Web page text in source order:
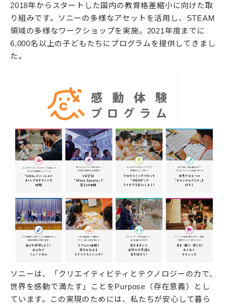
2018年からスタートした国内の教育格差縮小に向けた取
り組みです。ソニーの多様なアセットを活用し、STEAM
領域の多様なワークショップを実施。2021年度までに
6,000名以上の子どもたちにプログラムを提供してきまし
た。
ソニーは、「クリエイティビティとテクノロジーの力で、
世界を感動で満たす」ことをPurpose（存在意義）とし
ています。この実現のためには、私たちが安心して暮ら